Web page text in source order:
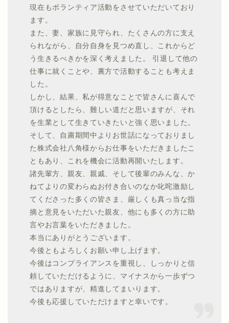
現在もボランティア活動をさせていただいており
ます。
また、妻、家族に見守られ、たくさんの方に支え
られながら、自分自身を見つめ直し、これからど
う生きるべきかを深く考えました。 引退して他の
仕事に就くことや、裏方で活動することも考えま
した。
しかし、結果、私が得意なことで皆さんに喜んで
頂けるとしたら、難しい道だと思いますが、それ
を生業として生きていきたいと強く思いました。
そして、自粛期間中よりお世話になっておりまし
た株式会社八角様からお仕事をいただきましたこ
ともあり、これを機会に活動再開いたします。
諸先輩方、親友、親戚、そして後輩のみんな、か
ねてよりの変わらぬお付き合いのなか叱咤激励し
てくださった多くの皆さま、厳しくも真っ当な指
摘と意見をいただいた親友、他にも多くの方に助
言やお言葉をいただきました。
本当にありがとうございます。
今後ともよろしくお願い申し上げます。
今後はコンプライアンスを重視し、しっかりと信
頼していただけるように、マイナスから一歩ずつ
ではありますが、精進してまいります。
今後も応援していただけますと幸いです。